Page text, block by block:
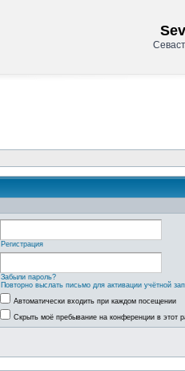
Регистрация
Забыли пароль?
Повторно выслать письмо для активации учётной
Автоматически входить при каждом посещении
Скрыть моё пребывание на конференции в этот